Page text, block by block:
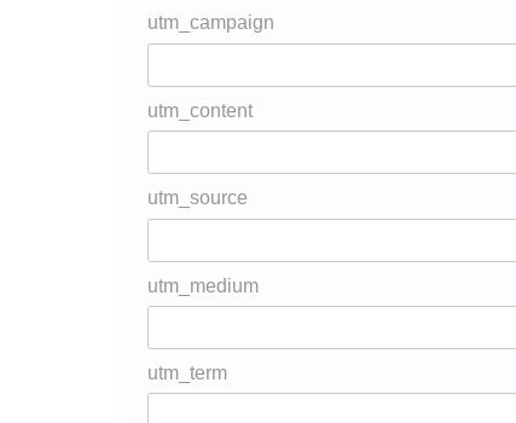
utm_campaign
utm_content
utm_source
utm_medium
utm_term